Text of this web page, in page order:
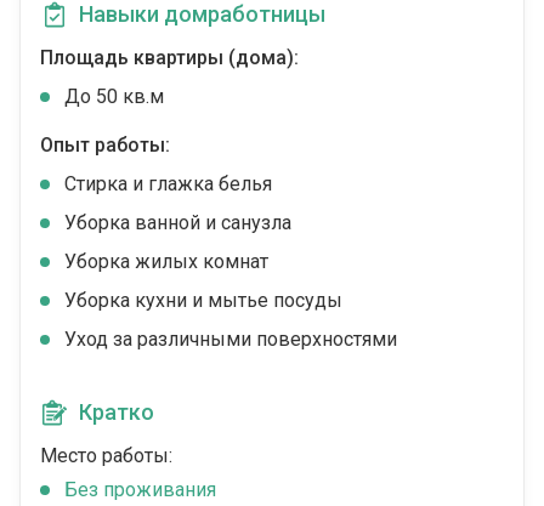
Навыки домработницы
Площадь квартиры (дома):
До 50 кв.м
Опыт работы:
Стирка и глажка белья
Уборка ванной и санузла
Уборка жилых комнат
Уборка кухни и мытье посуды
Уход за различными поверхностями
Кратко
Место работы:
Без проживания